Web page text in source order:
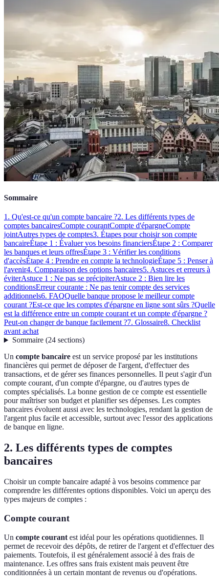
Sommaire
1. Qu'est-ce qu'un compte bancaire ?2. Les différents types de
comptes bancairesCompte courantCompte d'épargneCompte
jointAutres types de comptes3. Étapes pour choisir son compte
bancaireÉtape 1 : Évaluer vos besoins financiersÉtape 2 : Comparer
les banques et leurs offresÉtape 3 : Vérifier les conditions
d'accèsÉtape 4 : Prendre en compte la technologieÉtape 5 : Penser à
l'avenir4. Comparaison des options bancaires5. Astuces et erreurs à
éviterAstuce 1 : Ne pas se précipiterAstuce 2 : Bien lire les
conditionsErreur courante : Ne pas tenir compte des services
additionnels6. FAQQuelle banque propose le meilleur compte
courant ?Est-ce que les comptes d'épargne en ligne sont sûrs ?Quelle
est la différence entre un compte courant et un compte d'épargne ?
Peut-on changer de banque facilement ?7. Glossaire8. Checklist
avant achat
Sommaire(24 sections)
Un compte bancaire est un service proposé par les institutions
financières qui permet de déposer de l'argent, d'effectuer des
transactions, et de gérer ses finances personnelles. Il peut s'agir d'un
compte courant, d'un compte d'épargne, ou d'autres types de
comptes spécialisés. La bonne gestion de ce compte est essentielle
pour maîtriser son budget et planifier ses dépenses. Les comptes
bancaires évoluent aussi avec les technologies, rendant la gestion de
l'argent plus facile et accessible, surtout avec l'essor des applications
de banque en ligne.
2. Les différents types de comptes
bancaires
Choisir un compte bancaire adapté à vos besoins commence par
comprendre les différentes options disponibles. Voici un aperçu des
types majeurs de comptes :
Compte courant
Un compte courant est idéal pour les opérations quotidiennes. Il
permet de recevoir des dépôts, de retirer de l'argent et d'effectuer des
paiements. Toutefois, il est généralement associé à des frais de
maintenance. Les offres sans frais existent mais peuvent être
conditionnées à un certain montant de revenus ou d'opérations.